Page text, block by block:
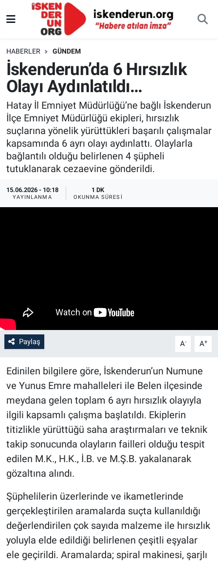
HABERLER GÜNDEM
İskenderun’da 6 Hırsızlık
Olayı Aydınlatıldı…
Hatay İl Emniyet Müdürlüğü’ne bağlı İskenderun
İlçe Emniyet Müdürlüğü ekipleri, hırsızlık
suçlarına yönelik yürüttükleri başarılı çalışmalar
kapsamında 6 ayrı olayı aydınlattı. Olaylarla
bağlantılı olduğu belirlenen 4 şüpheli
tutuklanarak cezaevine gönderildi.
15.06.2026 - 10:18
YAYINLANMA
1 DK
OKUNMA SÜRESI
Paylaş A- A+
Edinilen bilgilere göre, İskenderun’un Numune
ve Yunus Emre mahalleleri ile Belen ilçesinde
meydana gelen toplam 6 ayrı hırsızlık olayıyla
ilgili kapsamlı çalışma başlatıldı. Ekiplerin
titizlikle yürüttüğü saha araştırmaları ve teknik
takip sonucunda olayların failleri olduğu tespit
edilen M.K., H.K., İ.B. ve M.Ş.B. yakalanarak
gözaltına alındı.
Şüphelilerin üzerlerinde ve ikametlerinde
gerçekleştirilen aramalarda suçta kullanıldığı
değerlendirilen çok sayıda malzeme ile hırsızlık
yoluyla elde edildiği belirlenen çeşitli eşyalar
ele geçirildi. Aramalarda; spiral makinesi, şarjlı